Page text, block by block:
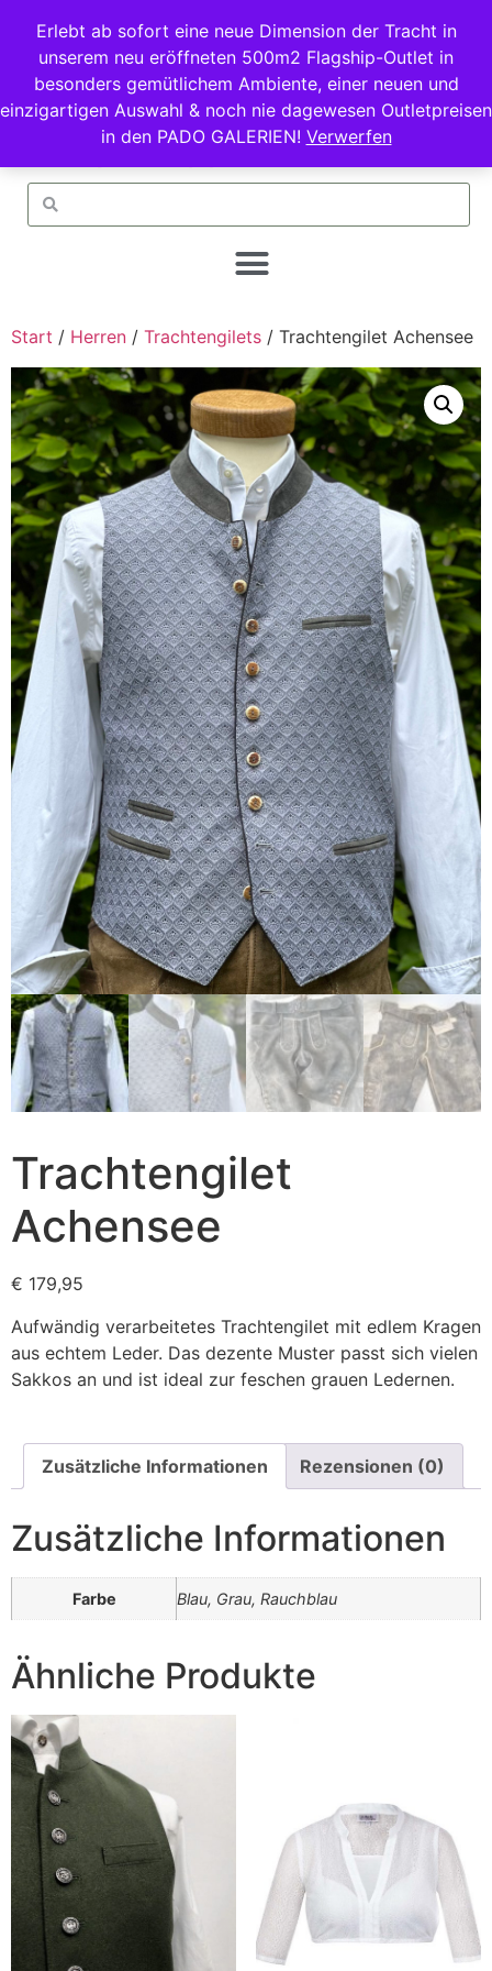
Erlebt ab sofort eine neue Dimension der Tracht in
unserem neu eröffneten 500m2 Flagship-Outlet in
besonders gemütlichem Ambiente, einer neuen und
einzigartigen Auswahl & noch nie dagewesen Outletpreisen
in den PADO GALERIEN! Verwerfen
Start / Herren / Trachtengilets / Trachtengilet Achensee
Trachtengilet
Achensee
€ 179,95
Aufwändig verarbeitetes Trachtengilet mit edlem Kragen
aus echtem Leder. Das dezente Muster passt sich vielen
Sakkos an und ist ideal zur feschen grauen Ledernen.
Zusätzliche Informationen Rezensionen (0)
Zusätzliche Informationen
Farbe Blau, Grau, Rauchblau
Ähnliche Produkte